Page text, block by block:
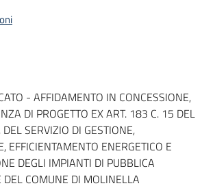
- AFFIDAMENTO IN CONCESSIONE,
DI PROGETTO EX ART. 183 C. 15 DEL
SERVIZIO DI GESTIONE,
EFFICIENTAMENTO ENERGETICO E
DEGLI IMPIANTI DI PUBBLICA
COMUNE DI MOLINELLA